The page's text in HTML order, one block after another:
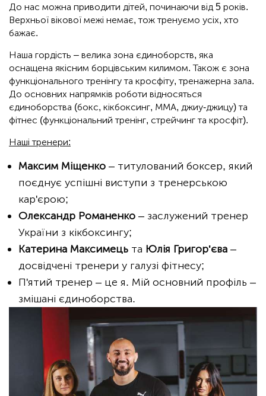
До нас можна приводити дітей, починаючи від 5 років.
Верхньої вікової межі немає, тож тренуємо усіх, хто
бажає.
Наша гордість – велика зона єдиноборств, яка
оснащена якісним борцівським килимом. Також є зона
функціонального тренінгу та кросфіту, тренажерна зала.
До основних напрямків роботи відносяться
єдиноборства (бокс, кікбоксинг, ММА, джиу-джицу) та
фітнес (функціональний тренінг, стрейчинг та кросфіт).
Наші тренери:
Максим Міщенко – титулований боксер, який
поєднує успішні виступи з тренерською
кар'єрою;
Олександр Романенко – заслужений тренер
України з кікбоксингу;
Катерина Максимець та Юлія Григор'єва –
досвідчені тренери у галузі фітнесу;
П'ятий тренер – це я. Мій основний профіль –
змішані єдиноборства.